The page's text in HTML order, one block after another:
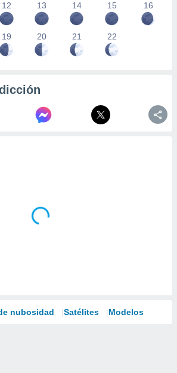
12 13 14 15 16
19 20 21 22
nubosidad Satélites Modelos